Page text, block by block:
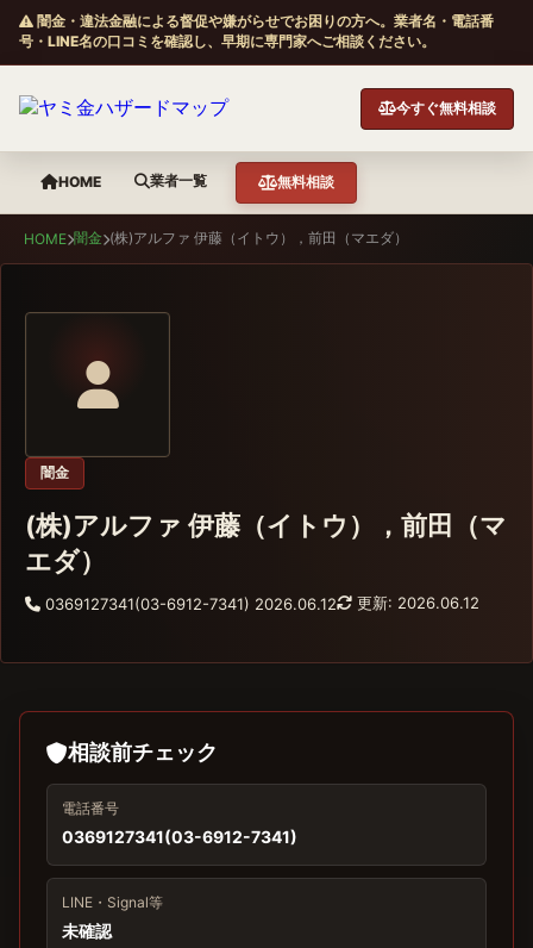
闇金・違法金融による督促や嫌がらせでお困りの方へ。業者名・電話番
号・LINE名の口コミを確認し、早期に専門家へご相談ください。
今すぐ無料相談
HOME 業者一覧 無料相談
HOME 闇金 (株)アルファ 伊藤（イトウ），前田（マエダ）
闇金
(株)アルファ 伊藤（イトウ），前田（マ
エダ）
0369127341(03-6912-7341) 2026.06.12 更新: 2026.06.12
相談前チェック
電話番号
0369127341(03-6912-7341)
LINE・Signal等
未確認